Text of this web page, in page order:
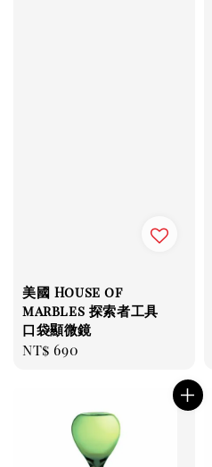
美國 House of
marbles 探索者工具
口袋顯微鏡
Regular
NT$ 690